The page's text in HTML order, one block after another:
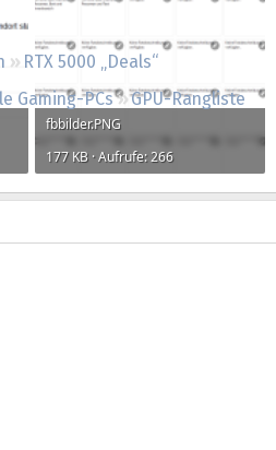
RTX 5000 „Deals“
Gaming-PCs
GPU-Rangliste
fbbilder.PNG
177 KB · Aufrufe: 266